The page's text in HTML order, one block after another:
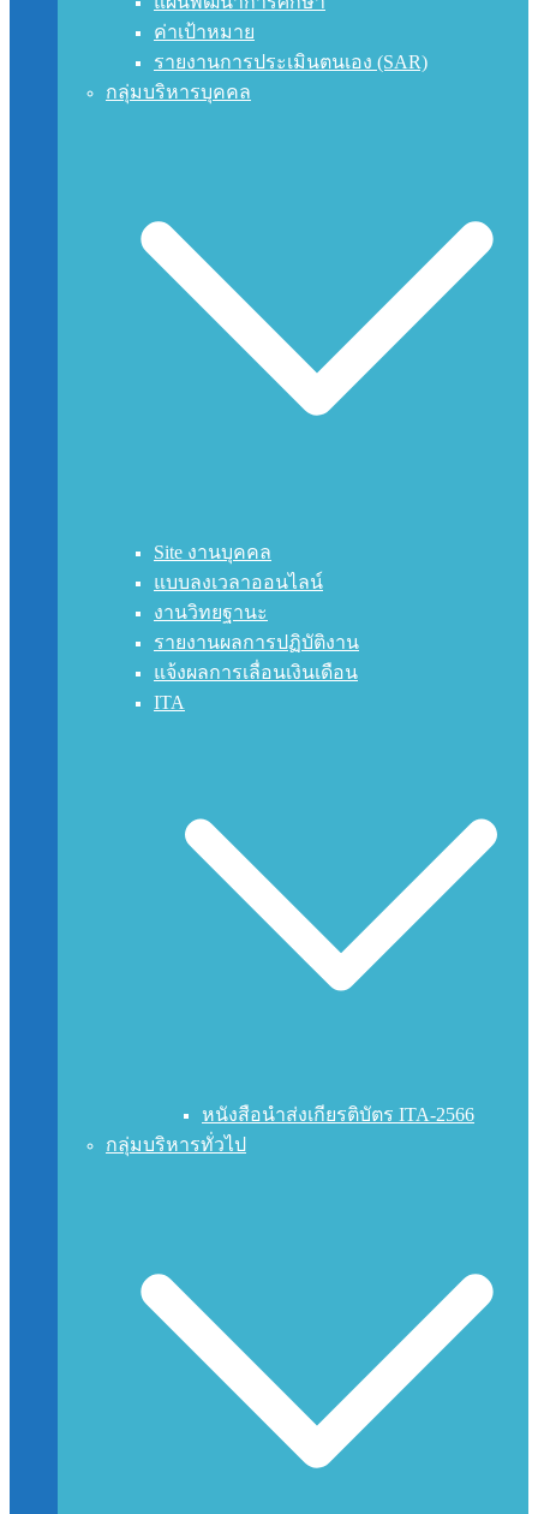
ค่าเป้าหมาย
รายงานการประเมินตนเอง (SAR)
กลุ่มบริหารบุคคล
Site งานบุคคล
แบบลงเวลาออนไลน์
งานวิทยฐานะ
รายงานผลการปฏิบัติงาน
แจ้งผลการเลื่อนเงินเดือน
ITA
หนังสือนำส่งเกียรติบัตร ITA-2566
กลุ่มบริหารทั่วไป